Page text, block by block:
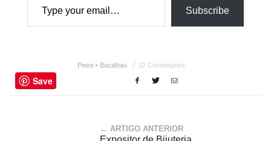
Subscribe
Peixe • Bacalhau 32 Comentários
Save
← ARTIGO ANTERIOR